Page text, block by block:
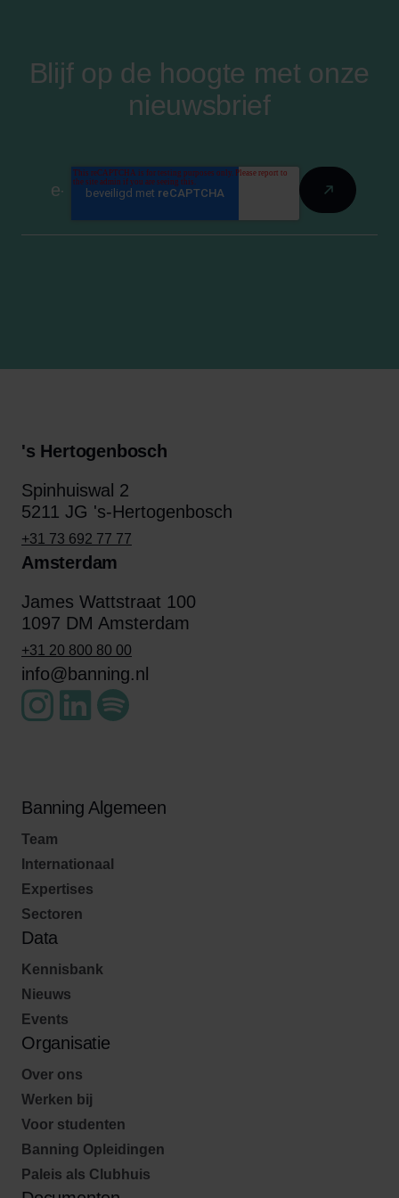
Blijf op de hoogte met onze
nieuwsbrief
's Hertogenbosch
Spinhuiswal 2
5211 JG 's-Hertogenbosch
+31 73 692 77 77
Amsterdam
James Wattstraat 100
1097 DM Amsterdam
+31 20 800 80 00
info@banning.nl
Banning Algemeen
Team
Internationaal
Expertises
Sectoren
Data
Kennisbank
Nieuws
Events
Organisatie
Over ons
Werken bij
Voor studenten
Banning Opleidingen
Paleis als Clubhuis